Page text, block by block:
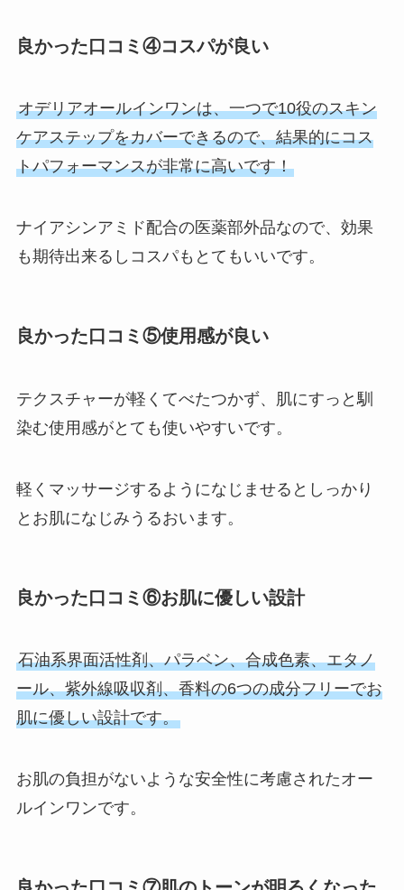
良かった口コミ④コスパが良い
オデリアオールインワンは、一つで10役のスキン
ケアステップをカバーできるので、結果的にコス
トパフォーマンスが非常に高いです！
ナイアシンアミド配合の医薬部外品なので、効果
も期待出来るしコスパもとてもいいです。
良かった口コミ⑤使用感が良い
テクスチャーが軽くてべたつかず、肌にすっと馴
染む使用感がとても使いやすいです。
軽くマッサージするようになじませるとしっかり
とお肌になじみうるおいます。
良かった口コミ⑥お肌に優しい設計
石油系界面活性剤、パラベン、合成色素、エタノ
ール、紫外線吸収剤、香料の6つの成分フリーでお
肌に優しい設計です。
お肌の負担がないような安全性に考慮されたオー
ルインワンです。